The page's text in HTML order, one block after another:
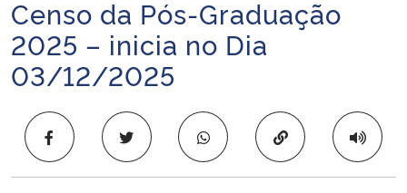
Ministério da Infraestrutura
Ministério da Agricultura, Pecuária e Abastecimento
Ministério da Educação
Início do conteúdo
Censo da Pós-Graduação
2025 – inicia no Dia
03/12/2025
Copiar para área